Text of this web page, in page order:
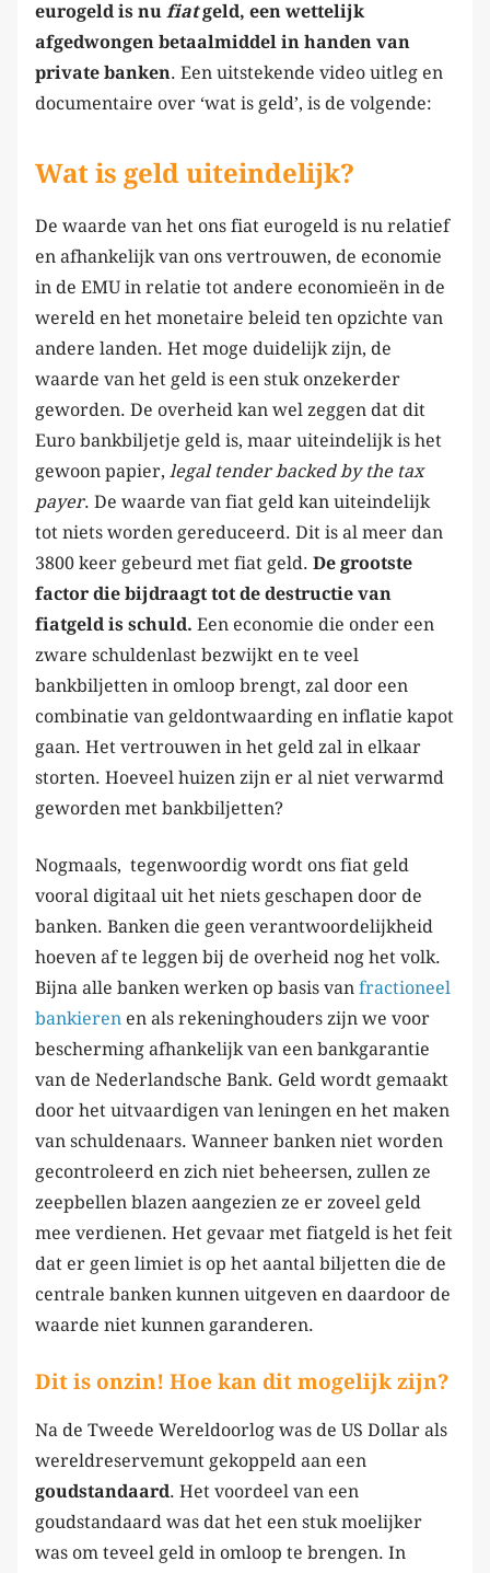
eurogeld is nu fiatgeld, een wettelijk
afgedwongen betaalmiddel in handen van
private banken. Een uitstekende video uitleg en
documentaire over ‘wat is geld’, is de volgende:
Wat is geld uiteindelijk?
De waarde van het ons fiat eurogeld is nu relatief
en afhankelijk van ons vertrouwen, de economie
in de EMU in relatie tot andere economieën in de
wereld en het monetaire beleid ten opzichte van
andere landen. Het moge duidelijk zijn, de
waarde van het geld is een stuk onzekerder
geworden. De overheid kan wel zeggen dat dit
Euro bankbiljetje geld is, maar uiteindelijk is het
gewoon papier, legal tender backed by the tax
payer. De waarde van fiat geld kan uiteindelijk
tot niets worden gereduceerd. Dit is al meer dan
3800 keer gebeurd met fiat geld. De grootste
factor die bijdraagt tot de destructie van
fiatgeld is schuld. Een economie die onder een
zware schuldenlast bezwijkt en te veel
bankbiljetten in omloop brengt, zal door een
combinatie van geldontwaarding en inflatie kapot
gaan. Het vertrouwen in het geld zal in elkaar
storten. Hoeveel huizen zijn er al niet verwarmd
geworden met bankbiljetten?
Nogmaals, tegenwoordig wordt ons fiat geld
vooral digitaal uit het niets geschapen door de
banken. Banken die geen verantwoordelijkheid
hoeven af te leggen bij de overheid nog het volk.
Bijna alle banken werken op basis van fractioneel
bankieren en als rekeninghouders zijn we voor
bescherming afhankelijk van een bankgarantie
van de Nederlandsche Bank. Geld wordt gemaakt
door het uitvaardigen van leningen en het maken
van schuldenaars. Wanneer banken niet worden
gecontroleerd en zich niet beheersen, zullen ze
zeepbellen blazen aangezien ze er zoveel geld
mee verdienen. Het gevaar met fiatgeld is het feit
dat er geen limiet is op het aantal biljetten die de
centrale banken kunnen uitgeven en daardoor de
waarde niet kunnen garanderen.
Dit is onzin! Hoe kan dit mogelijk zijn?
Na de Tweede Wereldoorlog was de US Dollar als
wereldreservemunt gekoppeld aan een
goudstandaard. Het voordeel van een
goudstandaard was dat het een stuk moelijker
was om teveel geld in omloop te brengen. In